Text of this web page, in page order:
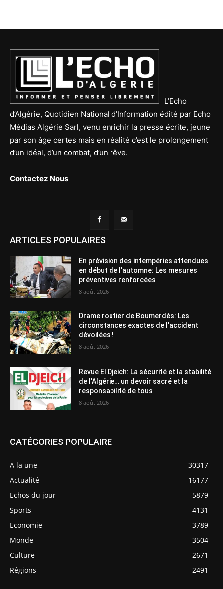
L’Echo
d’Algérie, Quotidien National d’Information édité par Echo
Médias Algérie Sarl, venu enrichir la presse écrite, jeune
par son âge certes mais en réalité c’est le prolongement
d’un idéal, d’un combat, d’un rêve.
Contactez Nous
ARTICLES POPULAIRES
En prévision des intempéries attendues
en début de l’automne: Les mesures
préventives renforcées
8 août 2026
Drame routier de Boumerdès: Les
circonstances exactes de l’accident
dévoilées !
8 août 2026
Revue El Djeich: La sécurité et la stabilité
de l’Algérie… un devoir sacré et la
responsabilité de tous
8 août 2026
CATÉGORIES POPULAIRE
A la une
30317
Actualité
16177
Echos du jour
5879
Sports
4131
Economie
3789
Monde
3504
Culture
2671
Régions
2491